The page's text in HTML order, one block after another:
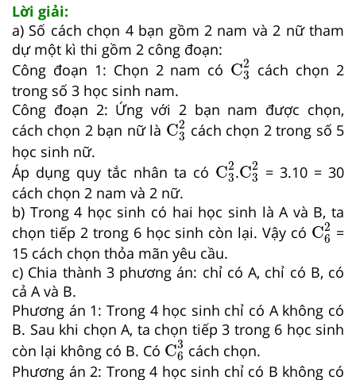
Lời giải:
a) Số cách chọn 4 bạn gồm 2 nam và 2 nữ tham
dự một kì thi gồm 2 công đoạn:
Công đoạn 1: Chọn 2 nam có C2
3
C3 cách chọn 2
trong số 3 học sinh nam.
Công đoạn 2: Ứng với 2 bạn nam được chọn,
cách chọn 2 bạn nữ là C2
3
C3 2
cách chọn 2 trong số 5
học sinh nữ.
Áp dụng quy tắc nhân ta có C2
3
C3 2
.C2
3
C3 = 3.10 = 30
cách chọn 2 nam và 2 nữ.
b) Trong 4 học sinh có hai học sinh là A và B, ta
chọn tiếp 2 trong 6 học sinh còn lại. Vậy có C2
6
C62
=
15 cách chọn thỏa mãn yêu cầu.
c) Chia thành 3 phương án: chỉ có A, chỉ có B, có
cả A và B.
Phương án 1: Trong 4 học sinh chỉ có A không có
B. Sau khi chọn A, ta chọn tiếp 3 trong 6 học sinh
còn lại không có B. Có C3
6
C63
cách chọn.
Phương án 2: Trong 4 học sinh chỉ có B không có